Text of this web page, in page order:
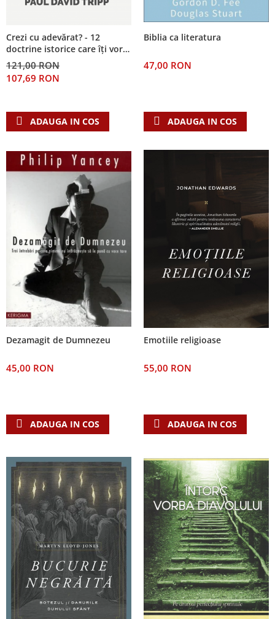
Crezi cu adevărat? - 12
doctrine istorice care îți vor
schimba trăirea
121,00 RON
107,69 RON
ADAUGA IN COS
Biblia ca literatura
47,00 RON
ADAUGA IN COS
Dezamagit de Dumnezeu
45,00 RON
ADAUGA IN COS
Emotiile religioase
55,00 RON
ADAUGA IN COS